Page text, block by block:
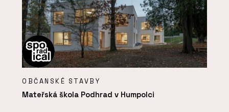
OBČANSKÉ STAVBY
Mateřská škola Podhrad v Humpolci